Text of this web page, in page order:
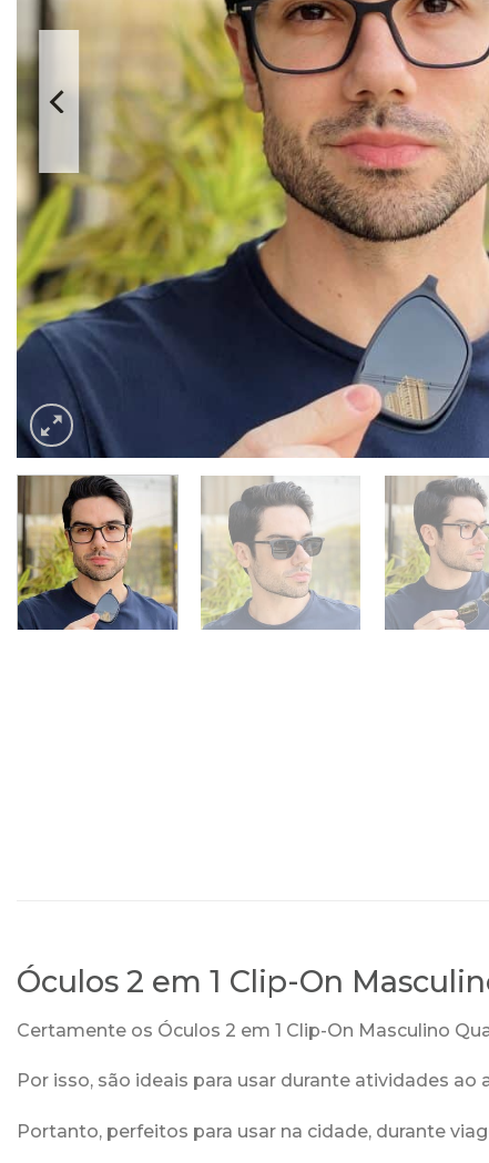
Óculos 2 em 1 Clip-On
Certamente os Óculos 2 em 1 Clip-On Masculino
Por isso, são ideais para usar durante atividades ao
Portanto, perfeitos para usar na cidade, durante